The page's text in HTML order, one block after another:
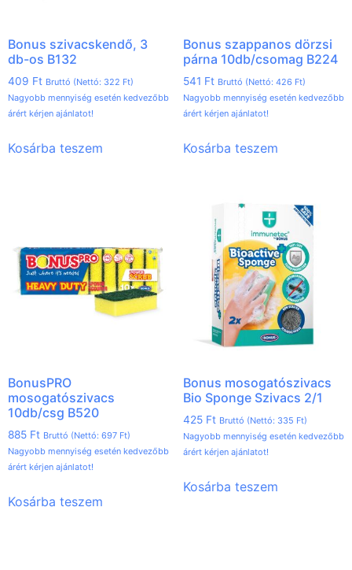
Bonus szivacskendő, 3
db-os B132
409 Ft Bruttó (Nettó: 322 Ft)
Nagyobb mennyiség esetén kedvezőbb
árért kérjen ajánlatot!
Kosárba teszem
Bonus szappanos dörzsi
párna 10db/csomag B224
541 Ft Bruttó (Nettó: 426 Ft)
Nagyobb mennyiség esetén kedvezőbb
árért kérjen ajánlatot!
Kosárba teszem
BonusPRO
mosogatószivacs
10db/csg B520
885 Ft Bruttó (Nettó: 697 Ft)
Nagyobb mennyiség esetén kedvezőbb
árért kérjen ajánlatot!
Kosárba teszem
Bonus mosogatószivacs
Bio Sponge Szivacs 2/1
425 Ft Bruttó (Nettó: 335 Ft)
Nagyobb mennyiség esetén kedvezőbb
árért kérjen ajánlatot!
Kosárba teszem